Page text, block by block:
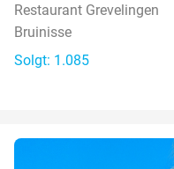
Restaurant Grevelingen
Bruinisse
Solgt: 1.085